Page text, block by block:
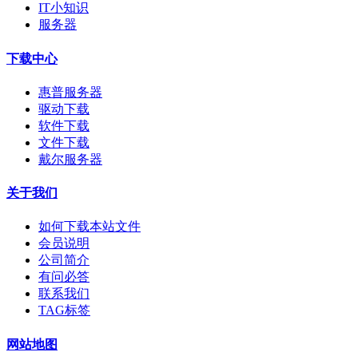
IT小知识
服务器
下载中心
惠普服务器
驱动下载
软件下载
文件下载
戴尔服务器
关于我们
如何下载本站文件
会员说明
公司简介
有问必答
联系我们
TAG标签
网站地图